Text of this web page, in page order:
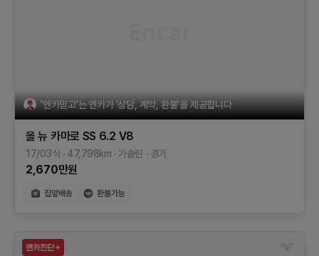
'엔카믿고'는 엔카가 '상담, 계약, 환불'을 제공합니다
올 뉴 카마로 SS 6.2 V8
17/03식 47,798km 가솔린 경기
2,670만원